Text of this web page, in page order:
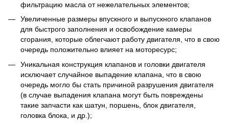
фильтрацию масла от нежелательных элементов;
Увеличенные размеры впускного и выпускного клапанов
для быстрого заполнения и освобождение камеры
сгорания, которые облегчают работу двигателя, что в свою
очередь положительно влияет на моторесурс;
Уникальная конструкция клапанов и головки двигателя
исключает случайное выпадение клапана, что в свою
очередь могло бы стать причиной разрушения двигателя
(в случае выпадения клапана могут быть повреждены
такие запчасти как шатун, поршень, блок двигателя,
головка блока, и др.);